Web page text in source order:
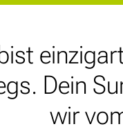
Dein
wir